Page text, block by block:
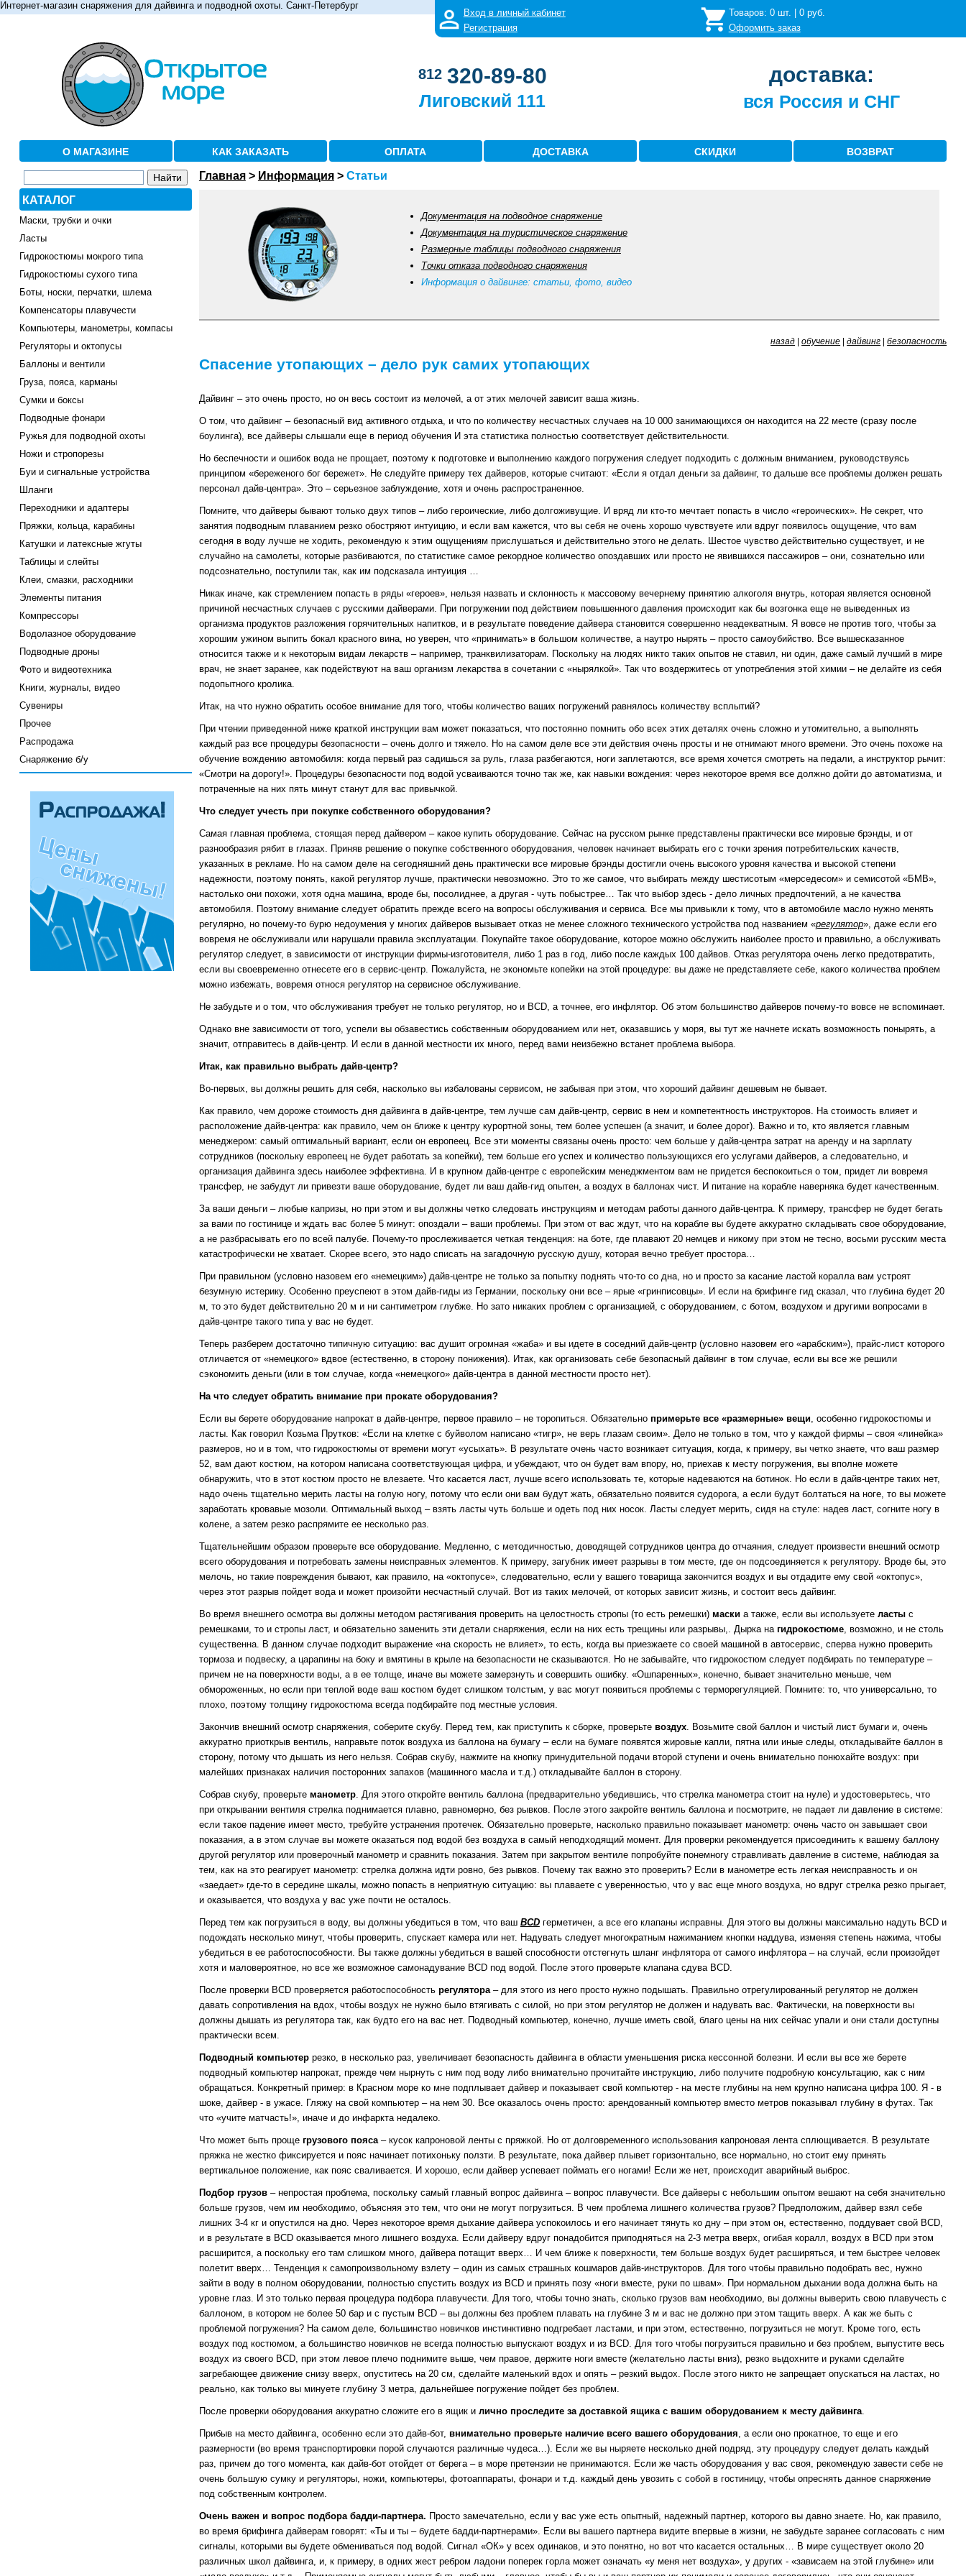
Интернет-магазин снаряжения для дайвинга и подводной охоты. Санкт-Петербург
Вход в личный кабинет
Регистрация
Товаров: 0шт. | 0руб.
Оформить заказ
812 320-89-80
Лиговский 111
доставка:
вся Россия и СНГ
О МАГАЗИНЕ КАК ЗАКАЗАТЬ ОПЛАТА ДОСТАВКА СКИДКИ ВОЗВРАТ
КАТАЛОГ
Маски, трубки и очки
Ласты
Гидрокостюмы мокрого типа
Гидрокостюмы сухого типа
Боты, носки, перчатки, шлема
Компенсаторы плавучести
Компьютеры, манометры, компасы
Регуляторы и октопусы
Баллоны и вентили
Груза, пояса, карманы
Сумки и боксы
Подводные фонари
Ружья для подводной охоты
Ножи и стропорезы
Буи и сигнальные устройства
Шланги
Переходники и адаптеры
Пряжки, кольца, карабины
Катушки и латексные жгуты
Таблицы и слейты
Клеи, смазки, расходники
Элементы питания
Компрессоры
Водолазное оборудование
Подводные дроны
Фото и видеотехника
Книги, журналы, видео
Сувениры
Прочее
Распродажа
Снаряжение б/у
Главная> Информация> Статьи
Документация на подводное снаряжение
Документация на туристическое снаряжение
Размерные таблицы подводного снаряжения
Точки отказа подводного снаряжения
Информация о дайвинге: статьи, фото, видео
назад |обучение |дайвинг |безопасность
Спасение утопающих – дело рук самих утопающих
Дайвинг – это очень просто, но он весь состоит из мелочей, а от этих мелочей зависит ваша жизнь.
О том, что дайвинг – безопасный вид активного отдыха, и что по количеству несчастных случаев на 10 000 занимающихся он находится на 22 месте (сразу после
боулинга), все дайверы слышали еще в период обучения И эта статистика полностью соответствует действительности.
Но беспечности и ошибок вода не прощает, поэтому к подготовке и выполнению каждого погружения следует подходить с должным вниманием, руководствуясь
принципом «береженого бог бережет». Не следуйте примеру тех дайверов, которые считают: «Если я отдал деньги за дайвинг, то дальше все проблемы должен решать
персонал дайв-центра». Это – серьезное заблуждение, хотя и очень распространенное.
Помните, что дайверы бывают только двух типов – либо героические, либо долгоживущие. И вряд ли кто-то мечтает попасть в число «героических». Не секрет, что
занятия подводным плаванием резко обостряют интуицию, и если вам кажется, что вы себя не очень хорошо чувствуете или вдруг появилось ощущение, что вам
сегодня в воду лучше не ходить, рекомендую к этим ощущениям прислушаться и действительно этого не делать. Шестое чувство действительно существует, и не
случайно на самолеты, которые разбиваются, по статистике самое рекордное количество опоздавших или просто не явившихся пассажиров – они, сознательно или
подсознательно, поступили так, как им подсказала интуиция …
Никак иначе, как стремлением попасть в ряды «героев», нельзя назвать и склонность к массовому вечернему принятию алкоголя внутрь, которая является основной
причиной несчастных случаев с русскими дайверами. При погружении под действием повышенного давления происходит как бы возгонка еще не выведенных из
организма продуктов разложения горячительных напитков, и в результате поведение дайвера становится совершенно неадекватным. Я вовсе не против того, чтобы за
хорошим ужином выпить бокал красного вина, но уверен, что «принимать» в большом количестве, а наутро нырять – просто самоубийство. Все вышесказанное
относится также и к некоторым видам лекарств – например, транквилизаторам. Поскольку на людях никто таких опытов не ставил, ни один, даже самый лучший в мире
врач, не знает заранее, как подействуют на ваш организм лекарства в сочетании с «нырялкой». Так что воздержитесь от употребления этой химии – не делайте из себя
подопытного кролика.
Итак, на что нужно обратить особое внимание для того, чтобы количество ваших погружений равнялось количеству всплытий?
При чтении приведенной ниже краткой инструкции вам может показаться, что постоянно помнить обо всех этих деталях очень сложно и утомительно, а выполнять
каждый раз все процедуры безопасности – очень долго и тяжело. Но на самом деле все эти действия очень просты и не отнимают много времени. Это очень похоже на
обучение вождению автомобиля: когда первый раз садишься за руль, глаза разбегаются, ноги заплетаются, все время хочется смотреть на педали, а инструктор рычит:
«Смотри на дорогу!». Процедуры безопасности под водой усваиваются точно так же, как навыки вождения: через некоторое время все должно дойти до автоматизма, и
потраченные на них пять минут станут для вас привычкой.
Что следует учесть при покупке собственного оборудования?
Самая главная проблема, стоящая перед дайвером – какое купить оборудование. Сейчас на русском рынке представлены практически все мировые брэнды, и от
разнообразия рябит в глазах. Приняв решение о покупке собственного оборудования, человек начинает выбирать его с точки зрения потребительских качеств,
указанных в рекламе. Но на самом деле на сегодняшний день практически все мировые брэнды достигли очень высокого уровня качества и высокой степени
надежности, поэтому понять, какой регулятор лучше, практически невозможно. Это то же самое, что выбирать между шестисотым «мерседесом» и семисотой «БМВ»,
настолько они похожи, хотя одна машина, вроде бы, посолиднее, а другая - чуть побыстрее… Так что выбор здесь - дело личных предпочтений, а не качества
автомобиля. Поэтому внимание следует обратить прежде всего на вопросы обслуживания и сервиса. Все мы привыкли к тому, что в автомобиле масло нужно менять
регулярно, но почему-то бурю недоумения у многих дайверов вызывает отказ не менее сложного технического устройства под названием «регулятор», даже если его
вовремя не обслуживали или нарушали правила эксплуатации. Покупайте такое оборудование, которое можно обслужить наиболее просто и правильно, а обслуживать
регулятор следует, в зависимости от инструкции фирмы-изготовителя, либо 1 раз в год, либо после каждых 100 дайвов. Отказ регулятора очень легко предотвратить,
если вы своевременно отнесете его в сервис-центр. Пожалуйста, не экономьте копейки на этой процедуре: вы даже не представляете себе, какого количества проблем
можно избежать, вовремя относя регулятор на сервисное обслуживание.
Не забудьте и о том, что обслуживания требует не только регулятор, но и BCD, а точнее, его инфлятор. Об этом большинство дайверов почему-то вовсе не вспоминает.
Однако вне зависимости от того, успели вы обзавестись собственным оборудованием или нет, оказавшись у моря, вы тут же начнете искать возможность понырять, а
значит, отправитесь в дайв-центр. И если в данной местности их много, перед вами неизбежно встанет проблема выбора.
Итак, как правильно выбрать дайв-центр?
Во-первых, вы должны решить для себя, насколько вы избалованы сервисом, не забывая при этом, что хороший дайвинг дешевым не бывает.
Как правило, чем дороже стоимость дня дайвинга в дайв-центре, тем лучше сам дайв-центр, сервис в нем и компетентность инструкторов. На стоимость влияет и
расположение дайв-центра: как правило, чем он ближе к центру курортной зоны, тем более успешен (а значит, и более дорог). Важно и то, кто является главным
менеджером: самый оптимальный вариант, если он европеец. Все эти моменты связаны очень просто: чем больше у дайв-центра затрат на аренду и на зарплату
сотрудников (поскольку европеец не будет работать за копейки), тем больше его успех и количество пользующихся его услугами дайверов, а следовательно, и
организация дайвинга здесь наиболее эффективна. И в крупном дайв-центре с европейским менеджментом вам не придется беспокоиться о том, придет ли вовремя
трансфер, не забудут ли привезти ваше оборудование, будет ли ваш дайв-гид опытен, а воздух в баллонах чист. И питание на корабле наверняка будет качественным.
За ваши деньги – любые капризы, но при этом и вы должны четко следовать инструкциям и методам работы данного дайв-центра. К примеру, трансфер не будет бегать
за вами по гостинице и ждать вас более 5 минут: опоздали – ваши проблемы. При этом от вас ждут, что на корабле вы будете аккуратно складывать свое оборудование,
а не разбрасывать его по всей палубе. Почему-то прослеживается четкая тенденция: на боте, где плавают 20 немцев и никому при этом не тесно, восьми русским места
катастрофически не хватает. Скорее всего, это надо списать на загадочную русскую душу, которая вечно требует простора…
При правильном (условно назовем его «немецким») дайв-центре не только за попытку поднять что-то со дна, но и просто за касание ластой коралла вам устроят
безумную истерику. Особенно преуспеют в этом дайв-гиды из Германии, поскольку они все – ярые «гринписовцы». И если на брифинге гид сказал, что глубина будет 20
м, то это будет действительно 20 м и ни сантиметром глубже. Но зато никаких проблем с организацией, с оборудованием, с ботом, воздухом и другими вопросами в
дайв-центре такого типа у вас не будет.
Теперь разберем достаточно типичную ситуацию: вас душит огромная «жаба» и вы идете в соседний дайв-центр (условно назовем его «арабским»), прайс-лист которого
отличается от «немецкого» вдвое (естественно, в сторону понижения). Итак, как организовать себе безопасный дайвинг в том случае, если вы все же решили
сэкономить деньги (или в том случае, когда «немецкого» дайв-центра в данной местности просто нет).
На что следует обратить внимание при прокате оборудования?
Если вы берете оборудование напрокат в дайв-центре, первое правило – не торопиться. Обязательно примерьте все «размерные» вещи, особенно гидрокостюмы и
ласты. Как говорил Козьма Прутков: «Если на клетке с буйволом написано «тигр», не верь глазам своим». Дело не только в том, что у каждой фирмы – своя «линейка»
размеров, но и в том, что гидрокостюмы от времени могут «усыхать». В результате очень часто возникает ситуация, когда, к примеру, вы четко знаете, что ваш размер
52, вам дают костюм, на котором написана соответствующая цифра, и убеждают, что он будет вам впору, но, приехав к месту погружения, вы вполне можете
обнаружить, что в этот костюм просто не влезаете. Что касается ласт, лучше всего использовать те, которые надеваются на ботинок. Но если в дайв-центре таких нет,
надо очень тщательно мерить ласты на голую ногу, потому что если они вам будут жать, обязательно появится судорога, а если будут болтаться на ноге, то вы можете
заработать кровавые мозоли. Оптимальный выход – взять ласты чуть больше и одеть под них носок. Ласты следует мерить, сидя на стуле: надев ласт, согните ногу в
колене, а затем резко распрямите ее несколько раз.
Тщательнейшим образом проверьте все оборудование. Медленно, с методичностью, доводящей сотрудников центра до отчаяния, следует произвести внешний осмотр
всего оборудования и потребовать замены неисправных элементов. К примеру, загубник имеет разрывы в том месте, где он подсоединяется к регулятору. Вроде бы, это
мелочь, но такие повреждения бывают, как правило, на «октопусе», следовательно, если у вашего товарища закончится воздух и вы отдадите ему свой «октопус»,
через этот разрыв пойдет вода и может произойти несчастный случай. Вот из таких мелочей, от которых зависит жизнь, и состоит весь дайвинг.
Во время внешнего осмотра вы должны методом растягивания проверить на целостность стропы (то есть ремешки) маски а также, если вы используете ласты с
ремешками, то и стропы ласт, и обязательно заменить эти детали снаряжения, если на них есть трещины или разрывы,. Дырка на гидрокостюме, возможно, и не столь
существенна. В данном случае подходит выражение «на скорость не влияет», то есть, когда вы приезжаете со своей машиной в автосервис, сперва нужно проверить
тормоза и подвеску, а царапины на боку и вмятины в крыле на безопасности не сказываются. Но не забывайте, что гидрокостюм следует подбирать по температуре –
причем не на поверхности воды, а в ее толще, иначе вы можете замерзнуть и совершить ошибку. «Ошпаренных», конечно, бывает значительно меньше, чем
обмороженных, но если при теплой воде ваш костюм будет слишком толстым, у вас могут появиться проблемы с терморегуляцией. Помните: то, что универсально, то
плохо, поэтому толщину гидрокостюма всегда подбирайте под местные условия.
Закончив внешний осмотр снаряжения, соберите скубу. Перед тем, как приступить к сборке, проверьте воздух. Возьмите свой баллон и чистый лист бумаги и, очень
аккуратно приоткрыв вентиль, направьте поток воздуха из баллона на бумагу – если на бумаге появятся жировые капли, пятна или иные следы, откладывайте баллон в
сторону, потому что дышать из него нельзя. Собрав скубу, нажмите на кнопку принудительной подачи второй ступени и очень внимательно понюхайте воздух: при
малейших признаках наличия посторонних запахов (машинного масла и т.д.) откладывайте баллон в сторону.
Собрав скубу, проверьте манометр. Для этого откройте вентиль баллона (предварительно убедившись, что стрелка манометра стоит на нуле) и удостоверьтесь, что
при открывании вентиля стрелка поднимается плавно, равномерно, без рывков. После этого закройте вентиль баллона и посмотрите, не падает ли давление в системе:
если такое падение имеет место, требуйте устранения протечек. Обязательно проверьте, насколько правильно показывает манометр: очень часто он завышает свои
показания, а в этом случае вы можете оказаться под водой без воздуха в самый неподходящий момент. Для проверки рекомендуется присоединить к вашему баллону
другой регулятор или проверочный манометр и сравнить показания. Затем при закрытом вентиле попробуйте понемногу стравливать давление в системе, наблюдая за
тем, как на это реагирует манометр: стрелка должна идти ровно, без рывков. Почему так важно это проверить? Если в манометре есть легкая неисправность и он
«заедает» где-то в середине шкалы, можно попасть в неприятную ситуацию: вы плаваете с уверенностью, что у вас еще много воздуха, но вдруг стрелка резко прыгает,
и оказывается, что воздуха у вас уже почти не осталось.
Перед тем как погрузиться в воду, вы должны убедиться в том, что ваш BCDгерметичен, а все его клапаны исправны. Для этого вы должны максимально надуть BCD и
подождать несколько минут, чтобы проверить, спускает камера или нет. Надувать следует многократным нажиманием кнопки наддува, изменяя степень нажима, чтобы
убедиться в ее работоспособности. Вы также должны убедиться в вашей способности отстегнуть шланг инфлятора от самого инфлятора – на случай, если произойдет
хотя и маловероятное, но все же возможное самонадувание BCD под водой. После этого проверьте клапана сдува BCD.
После проверки BCD проверяется работоспособность регулятора– для этого из него просто нужно подышать. Правильно отрегулированный регулятор не должен
давать сопротивления на вдох, чтобы воздух не нужно было втягивать с силой, но при этом регулятор не должен и надувать вас. Фактически, на поверхности вы
должны дышать из регулятора так, как будто его на вас нет. Подводный компьютер, конечно, лучше иметь свой, благо цены на них сейчас упали и они стали доступны
практически всем.
Подводный компьютеррезко, в несколько раз, увеличивает безопасность дайвинга в области уменьшения риска кессонной болезни. И если вы все же берете
подводный компьютер напрокат, прежде чем нырнуть с ним под воду либо внимательно прочитайте инструкцию, либо получите подробную консультацию, как с ним
обращаться. Конкретный пример: в Красном море ко мне подплывает дайвер и показывает свой компьютер - на месте глубины на нем крупно написана цифра 100. Я - в
шоке, дайвер - в ужасе. Гляжу на свой компьютер – на нем 30. Все оказалось очень просто: арендованный компьютер вместо метров показывал глубину в футах. Так
что «учите матчасть!», иначе и до инфаркта недалеко.
Что может быть проще грузового пояса– кусок капроновой ленты с пряжкой. Но от долговременного использования капроновая лента сплющивается. В результате
пряжка не жестко фиксируется и пояс начинает потихоньку ползти. В результате, пока дайвер плывет горизонтально, все нормально, но стоит ему принять
вертикальное положение, как пояс сваливается. И хорошо, если дайвер успевает поймать его ногами! Если же нет, происходит аварийный выброс.
Подбор грузов– непростая проблема, поскольку самый главный вопрос дайвинга – вопрос плавучести. Все дайверы с небольшим опытом вешают на себя значительно
больше грузов, чем им необходимо, объясняя это тем, что они не могут погрузиться. В чем проблема лишнего количества грузов? Предположим, дайвер взял себе
лишних 3-4 кг и опустился на дно. Через некоторое время дыхание дайвера успокоилось и его начинает тянуть ко дну – при этом он, естественно, поддувает свой BCD,
и в результате в BCD оказывается много лишнего воздуха. Если дайверу вдруг понадобится приподняться на 2-3 метра вверх, огибая коралл, воздух в BCD при этом
расширится, а поскольку его там слишком много, дайвера потащит вверх… И чем ближе к поверхности, тем больше воздух будет расширяться, и тем быстрее человек
полетит вверх… Тенденция к самопроизвольному взлету – один из самых страшных кошмаров дайв-инструкторов. Для того чтобы правильно подобрать вес, нужно
зайти в воду в полном оборудовании, полностью спустить воздух из BCD и принять позу «ноги вместе, руки по швам». При нормальном дыхании вода должна быть на
уровне глаз. И это только первая процедура подбора плавучести. Для того, чтобы точно знать, сколько грузов вам необходимо, вы должны выверить свою плавучесть с
баллоном, в котором не более 50 бар и с пустым BCD – вы должны без проблем плавать на глубине 3 м и вас не должно при этом тащить вверх. А как же быть с
проблемой погружения? На самом деле, большинство новичков инстинктивно подгребает ластами, и при этом, естественно, погрузиться не могут. Кроме того, есть
воздух под костюмом, а большинство новичков не всегда полностью выпускают воздух и из BCD. Для того чтобы погрузиться правильно и без проблем, выпустите весь
воздух из своего BCD, при этом левое плечо поднимите выше, чем правое, держите ноги вместе (желательно ласты вниз), резко выдохните и руками сделайте
загребающее движение снизу вверх, опуститесь на 20 см, сделайте маленький вдох и опять – резкий выдох. После этого никто не запрещает опускаться на ластах, но
реально, как только вы минуете глубину 3 метра, дальнейшее погружение пойдет без проблем.
После проверки оборудования аккуратно сложите его в ящик и лично проследите за доставкой ящика с вашим оборудованием к месту дайвинга.
Прибыв на место дайвинга, особенно если это дайв-бот, внимательно проверьте наличие всего вашего оборудования, а если оно прокатное, то еще и его
размерности (во время транспортировки порой случаются различные чудеса…). Если же вы ныряете несколько дней подряд, эту процедуру следует делать каждый
раз, причем до того момента, как дайв-бот отойдет от берега – в море претензии не принимаются. Если же часть оборудования у вас своя, рекомендую завести себе не
очень большую сумку и регуляторы, ножи, компьютеры, фотоаппараты, фонари и т.д. каждый день увозить с собой в гостиницу, чтобы опреснять данное снаряжение
под собственным контролем.
Очень важен и вопрос подбора бадди-партнера. Просто замечательно, если у вас уже есть опытный, надежный партнер, которого вы давно знаете. Но, как правило,
во время брифинга дайверам говорят: «Ты и ты – будете бадди-партнерами». Если вы вашего партнера видите впервые в жизни, не забудьте заранее согласовать с ним
сигналы, которыми вы будете обмениваться под водой. Сигнал «ОК» у всех одинаков, и это понятно, но вот что касается остальных… В мире существует около 20
различных школ дайвинга, и, к примеру, в одних жест ребром ладони поперек горла может означать «у меня нет воздуха», у других - «зависаем на этой глубине» или